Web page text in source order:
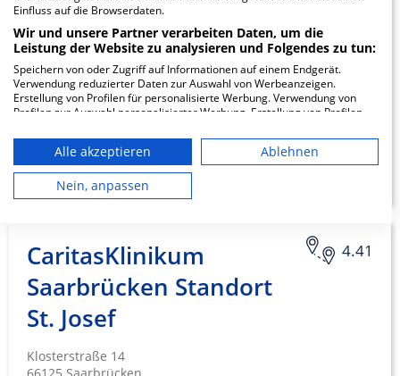
Quierschied
Fischbacherstraße 100
66287 Quierschied
ZUM PROFIL
4.41
CaritasKlinikum
Saarbrücken Standort
St. Josef
Klosterstraße 14
Einfluss auf die Browserdaten.
Wir und unsere Partner verarbeiten Daten, um die
Leistung der Website zu analysieren und Folgendes zu tun:
Speichern von oder Zugriff auf Informationen auf einem Endgerät.
Verwendung reduzierter Daten zur Auswahl von Werbeanzeigen.
Erstellung von Profilen für personalisierte Werbung. Verwendung von
Profilen zur Auswahl personalisierter Werbung. Erstellung von Profilen
personalisierter Inhalte. Messung der Werbeleistung. Messung der
Performance von Inhalten. Analyse von Zielgruppen durch Statistiken
oder Kombinationen von Daten aus verschiedenen Quellen. Entwicklung
und Verbesserung der Angebote. Verwendung reduzierter Daten zur
Auswahl von Inhalten.
Ihre Einwilligung und die cookie Richtlinie gelten ausschließlich für diese
Website/App.
Partnerliste anzeigen (1 IAB-Anbieter)
Wir nutzen Ihre Daten für folgende Zwecke:
IAB-Verarbeitungszwecke:
Speichern von oder Zugriff auf
Informationen auf einem Endgerät
Alle akzeptieren
Ablehnen
Nein, anpassen